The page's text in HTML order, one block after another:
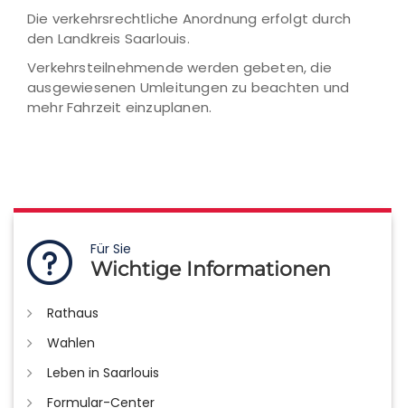
Die verkehrsrechtliche Anordnung erfolgt durch
den Landkreis Saarlouis.
Verkehrsteilnehmende werden gebeten, die
ausgewiesenen Umleitungen zu beachten und
mehr Fahrzeit einzuplanen.
Für Sie
Wichtige Informationen
Rathaus
Wahlen
Leben in Saarlouis
Formular-Center